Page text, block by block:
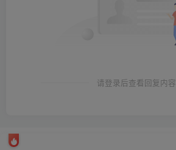
请登录后查看回复内容